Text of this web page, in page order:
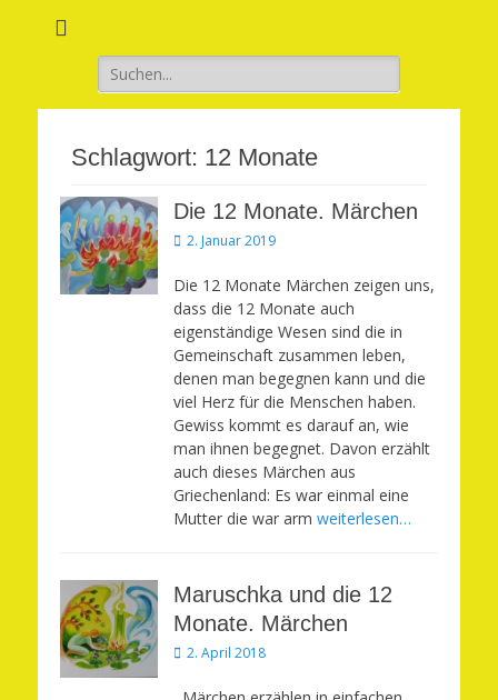
Suchen
nach:
Schlagwort: 12 Monate
Die 12 Monate. Märchen
Veröffentlicht
2. Januar 2019
Die 12 Monate Märchen zeigen uns,
dass die 12 Monate auch
eigenständige Wesen sind die in
Gemeinschaft zusammen leben,
denen man begegnen kann und die
viel Herz für die Menschen haben.
Gewiss kommt es darauf an, wie
man ihnen begegnet. Davon erzählt
auch dieses Märchen aus
Griechenland: Es war einmal eine
Mutter die war arm weiterlesen…
Maruschka und die 12
Monate. Märchen
Veröffentlicht
2. April 2018